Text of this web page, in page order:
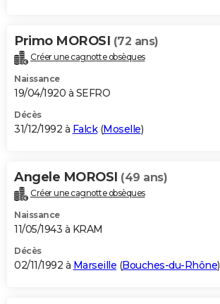
Primo MOROSI (72 ans)
Créer une cagnotte obsèques
Naissance
19/04/1920 à SEFRO
Décès
31/12/1992 à Falck(Moselle)
Angele MOROSI (49 ans)
Créer une cagnotte obsèques
Naissance
11/05/1943 à KRAM
Décès
02/11/1992 à Marseille (Bouches-du-Rhône)